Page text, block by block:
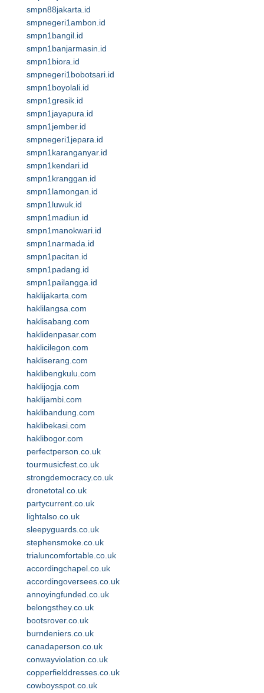
smpn88jakarta.id
smpnegeri1ambon.id
smpn1bangil.id
smpn1banjarmasin.id
smpn1biora.id
smpnegeri1bobotsari.id
smpn1boyolali.id
smpn1gresik.id
smpn1jayapura.id
smpn1jember.id
smpnegeri1jepara.id
smpn1karanganyar.id
smpn1kendari.id
smpn1kranggan.id
smpn1lamongan.id
smpn1luwuk.id
smpn1madiun.id
smpn1manokwari.id
smpn1narmada.id
smpn1pacitan.id
smpn1padang.id
smpn1pailangga.id
haklijakarta.com
haklilangsa.com
haklisabang.com
haklidenpasar.com
haklicilegon.com
hakliserang.com
haklibengkulu.com
haklijogja.com
haklijambi.com
haklibandung.com
haklibekasi.com
haklibogor.com
perfectperson.co.uk
tourmusicfest.co.uk
strongdemocracy.co.uk
dronetotal.co.uk
partycurrent.co.uk
lightalso.co.uk
sleepyguards.co.uk
stephensmoke.co.uk
trialuncomfortable.co.uk
accordingchapel.co.uk
accordingoversees.co.uk
annoyingfunded.co.uk
belongsthey.co.uk
bootsrover.co.uk
burndeniers.co.uk
canadaperson.co.uk
conwayviolation.co.uk
copperfielddresses.co.uk
cowboysspot.co.uk